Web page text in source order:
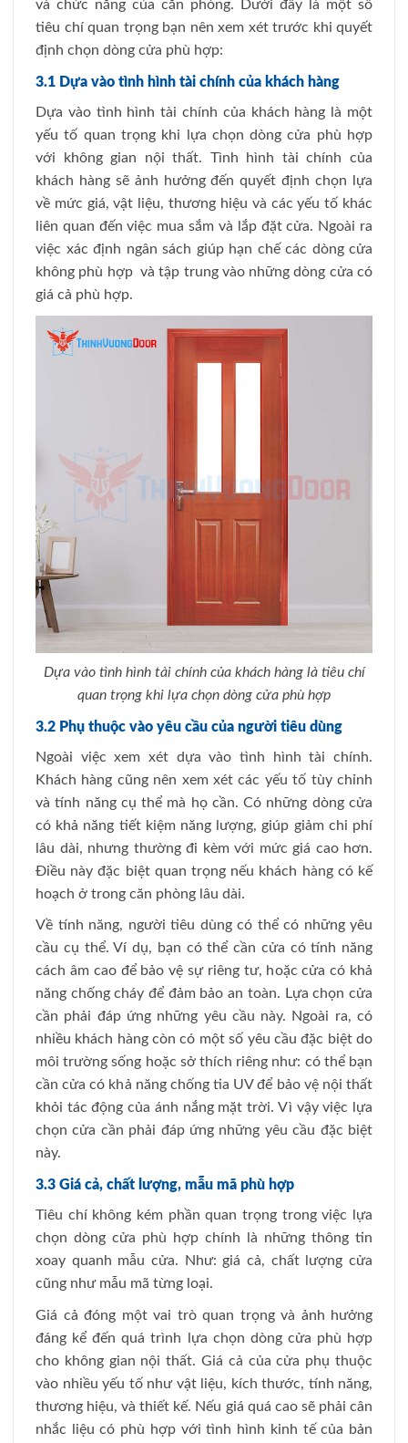
và chức năng của căn phòng. Dưới đây là một số
tiêu chí quan trọng bạn nên xem xét trước khi quyết
định chọn dòng cửa phù hợp:
3.1 Dựa vào tình hình tài chính của khách hàng
Dựa vào tình hình tài chính của khách hàng là một
yếu tố quan trọng khi lựa chọn dòng cửa phù hợp
với không gian nội thất. Tình hình tài chính của
khách hàng sẽ ảnh hưởng đến quyết định chọn lựa
về mức giá, vật liệu, thương hiệu và các yếu tố khác
liên quan đến việc mua sắm và lắp đặt cửa. Ngoài ra
việc xác định ngân sách giúp hạn chế các dòng cửa
không phù hợp và tập trung vào những dòng cửa có
giá cả phù hợp.
Dựa vào tình hình tài chính của khách hàng là tiêu chí
quan trọng khi lựa chọn dòng cửa phù hợp
3.2 Phụ thuộc vào yêu cầu của người tiêu dùng
Ngoài việc xem xét dựa vào tình hình tài chính.
Khách hàng cũng nên xem xét các yếu tố tùy chỉnh
và tính năng cụ thể mà họ cần. Có những dòng cửa
có khả năng tiết kiệm năng lượng, giúp giảm chi phí
lâu dài, nhưng thường đi kèm với mức giá cao hơn.
Điều này đặc biệt quan trọng nếu khách hàng có kế
hoạch ở trong căn phòng lâu dài.
Về tính năng, người tiêu dùng có thể có những yêu
cầu cụ thể. Ví dụ, bạn có thể cần cửa có tính năng
cách âm cao để bảo vệ sự riêng tư, hoặc cửa có khả
năng chống cháy để đảm bảo an toàn. Lựa chọn cửa
cần phải đáp ứng những yêu cầu này. Ngoài ra, có
nhiều khách hàng còn có một số yêu cầu đặc biệt do
môi trường sống hoặc sở thích riêng như: có thể bạn
cần cửa có khả năng chống tia UV để bảo vệ nội thất
khỏi tác động của ánh nắng mặt trời. Vì vậy việc lựa
chọn cửa cần phải đáp ứng những yêu cầu đặc biệt
này.
3.3 Giá cả, chất lượng, mẫu mã phù hợp
Tiêu chí không kém phần quan trọng trong việc lựa
chọn dòng cửa phù hợp chính là những thông tin
xoay quanh mẫu cửa. Như: giá cả, chất lượng cửa
cũng như mẫu mã từng loại.
Giá cả đóng một vai trò quan trọng và ảnh hưởng
đáng kể đến quá trình lựa chọn dòng cửa phù hợp
cho không gian nội thất. Giá cả của cửa phụ thuộc
vào nhiều yếu tố như vật liệu, kích thước, tính năng,
thương hiệu, và thiết kế. Nếu giá quá cao sẽ phải cân
nhắc liệu có phù hợp với tình hình kinh tế của bản